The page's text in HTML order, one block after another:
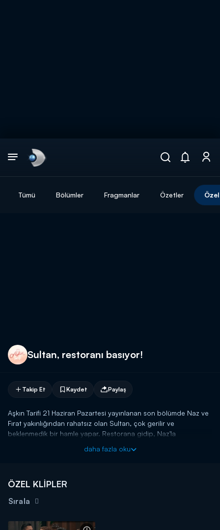
Tümü Bölümler Fragmanlar Özetler
Sultan, restoranı basıyor!
Takip Et Kaydet Paylaş
Aşkın Tarifi 21 Haziran Pazartesi yayınlanan son bölümde Naz ve
Fırat yakınlığından rahatsız olan Sultan, çok gerilir ve
beklenmedik bir hamle yapar. Restorana gidip, Naz'la
çıkıyor. İkili arasında ilginç bir diyalog yaşanıyor!
daha fazla oku
ÖZEL KLİPLER
Sırala